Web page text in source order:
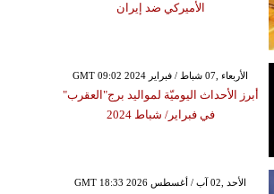
الأميركي ضد إيران
GMT 09:02 2024 الأربعاء ,07 شباط / فبراير
أبرز الأحداث اليوميّة لمواليد برج"العقرب"
في فبراير/ شباط 2024
GMT 18:33 2026 الأحد ,02 آب / أغسطس